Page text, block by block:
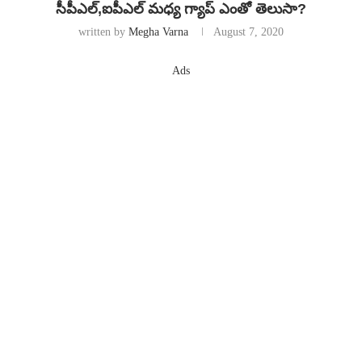
సీపీఎల్,ఐపీఎల్ మధ్య గ్యాప్ ఎంతో తెలుసా?
written by Megha Varna August 7, 2020
Ads